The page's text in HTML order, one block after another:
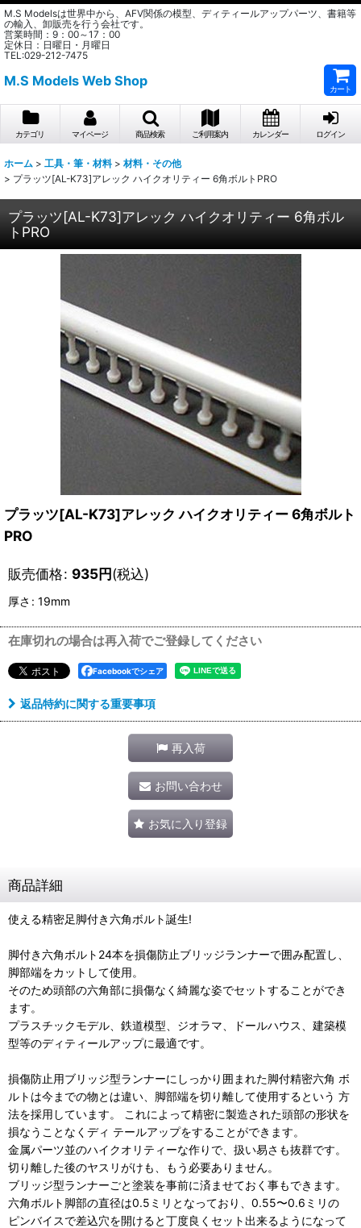
M.S Modelsは世界中から、AFV関係の模型、ディティールアップパーツ、書籍等
の輸入、卸販売を行う会社です。
営業時間：9：00～17：00
定休日：日曜日・月曜日
TEL:029-212-7475
M.S Models Web Shop
カート
カテゴリ マイページ 商品検索 ご利用案内 カレンダー ログイン
ホーム > 工具・筆・材料 > 材料・その他
> プラッツ[AL-K73]アレック ハイクオリティー 6角ボルトPRO
プラッツ[AL-K73]アレック ハイクオリティー 6角ボル
トPRO
プラッツ[AL-K73]アレック ハイクオリティー 6角ボルト
PRO
販売価格: 935円(税込)
厚さ : 19mm
在庫切れの場合は再入荷でご登録してください
Facebookでシェア
返品特約に関する重要事項
再入荷
お問い合わせ
お気に入り登録
商品詳細
使える精密足脚付き六角ボルト誕生!
脚付き六角ボルト24本を損傷防止ブリッジランナーで囲み配置し、
脚部端をカットして使用。
そのため頭部の六角部に損傷なく綺麗な姿でセットすることができ
ます。
プラスチックモデル、鉄道模型、ジオラマ、ドールハウス、建築模
型等のディティールアップに最適です。
損傷防止用ブリッジ型ランナーにしっかり囲まれた脚付精密六角 ボ
ルトは今までの物とは違い、脚部端を切り離して使用するという 方
法を採用しています。 これによって精密に製造された頭部の形状を
損なうことなくディ テールアップをすることができます。
金属パーツ並のハイクオリティーな作りで、扱い易さも抜群です。
切り離した後のヤスリがけも、もう必要ありません。
ブリッジ型ランナーごと塗装を事前に済ませておく事もできます。
六角ボルト脚部の直径は0.5ミリとなっており、0.55〜0.6ミリの
ピンバイスで差込穴を開けると丁度良くセット出来るようになって